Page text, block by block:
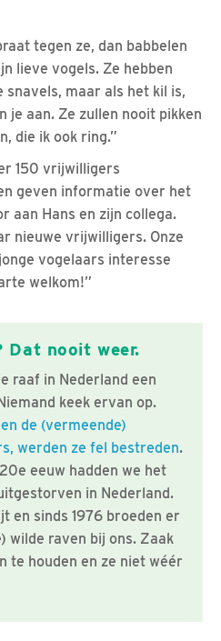
tegen ze, dan babbelen
lieve vogels. Ze hebben
snavels, maar als het kil is,
je aan. Ze zullen nooit pikken
die ik ook ring.”
150 vrijwilligers
geven informatie over het
aan Hans en zijn collega.
nieuwe vrijwilligers. Onze
vogelaars interesse
welkom!”
Dat nooit weer.
raaf in Nederland een
keek ervan op.
de (vermeende)
werden ze fel bestreden.
eeuw hadden we het
in Nederland.
en sinds 1976 broeden er
wilde raven bij ons. Zaak
te houden en ze niet wéér